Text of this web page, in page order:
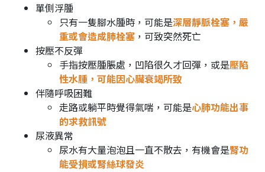
單側浮腫
只有一隻腳水腫時，可能是深層靜脈栓塞，嚴
重或會造成肺栓塞 ，可致突然死亡
按壓不反彈
手指按壓腫脹處，凹陷很久才回彈，或是壓陷
性水腫，可能因心臟衰竭所致
伴隨呼吸困難
走路或躺平時覺得氣喘，可能是心肺功能出事
的求救訊號
尿液異常
尿水有大量泡泡且一直不散去，有機會是腎功
能受損或腎絲球發炎